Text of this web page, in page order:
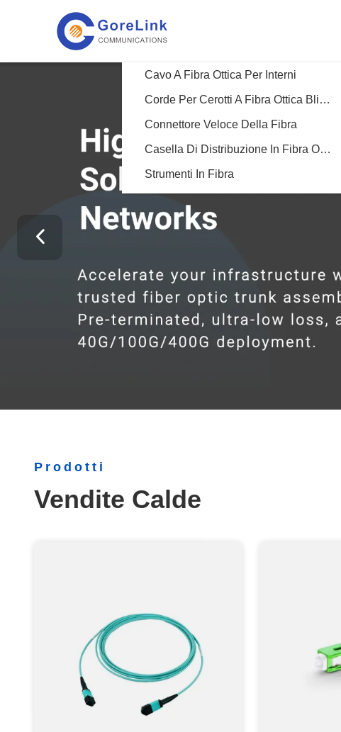
Cavo A Fibra Ottica Per Interni
Corde Per Cerotti A Fibra Ottica Blindate
Connettore Veloce Della Fibra
Casella Di Distribuzione In Fibra Ottica
Strumenti In Fibra
Prodotti
Vendite Calde